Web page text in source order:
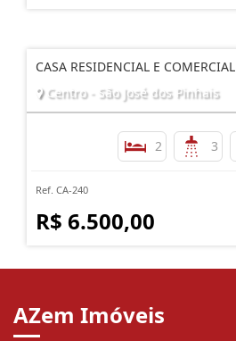
CASA RESIDENCIAL E COMERCIAL
Centro - São José dos Pinhais
2 3
Ref. CA-240
R$ 6.500,00
AZem Imóveis